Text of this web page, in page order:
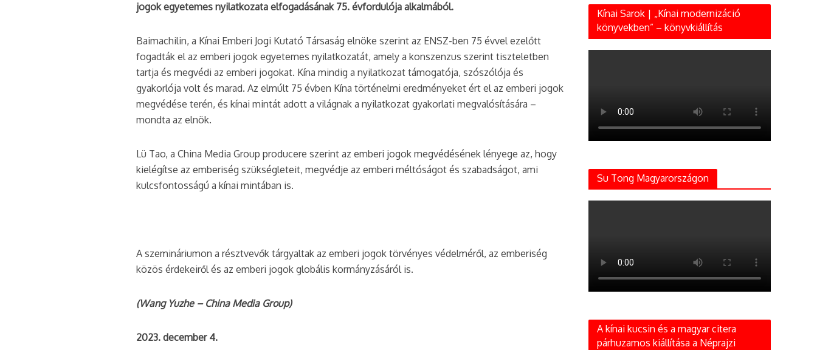
jogok egyetemes nyilatkozata elfogadásának 75. évfordulója alkalmából.
Baimachilin, a Kínai Emberi Jogi Kutató Társaság elnöke szerint az ENSZ-ben 75 évvel ezelőtt
fogadták el az emberi jogok egyetemes nyilatkozatát, amely a konszenzus szerint tiszteletben
tartja és megvédi az emberi jogokat. Kína mindig a nyilatkozat támogatója, szószólója és
gyakorlója volt és marad. Az elmúlt 75 évben Kína történelmi eredményeket ért el az emberi jogok
megvédése terén, és kínai mintát adott a világnak a nyilatkozat gyakorlati megvalósítására –
mondta az elnök.
Lü Tao, a China Media Group producere szerint az emberi jogok megvédésének lényege az, hogy
kielégítse az emberiség szükségleteit, megvédje az emberi méltóságot és szabadságot, ami
kulcsfontosságú a kínai mintában is.
A szemináriumon a résztvevők tárgyaltak az emberi jogok törvényes védelméről, az emberiség
közös érdekeiről és az emberi jogok globális kormányzásáról is.
(Wang Yuzhe – China Media Group)
2023. december 4.
Kínai Sarok | „Kínai modernizáció
könyvekben” – könyvkiállítás
Su Tong Magyarországon
A kínai kucsin és a magyar citera
párhuzamos kiállítása a Néprajzi